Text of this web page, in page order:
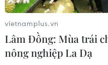
vietnamplus.vn
Lâm Đồng: Mùa trái
nông nghiệp La Dạ